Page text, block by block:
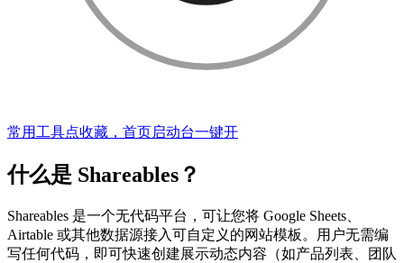
常用工具点收藏，首页启动台一键开
什么是 Shareables？
Shareables 是一个无代码平台，可让您将 Google Sheets、
Airtable 或其他数据源接入可自定义的网站模板。用户无需编
写任何代码，即可快速创建展示动态内容（如产品列表、团队